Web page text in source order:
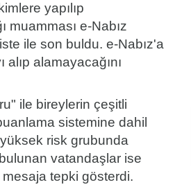
yapılıp
muamması e-Nabız
ile son buldu. e-Nabız'a
alamayacağını
ile bireylerin çeşitli
sistemine dahil
risk grubunda
vatandaşlar ise
mesaja tepki gösterdi.